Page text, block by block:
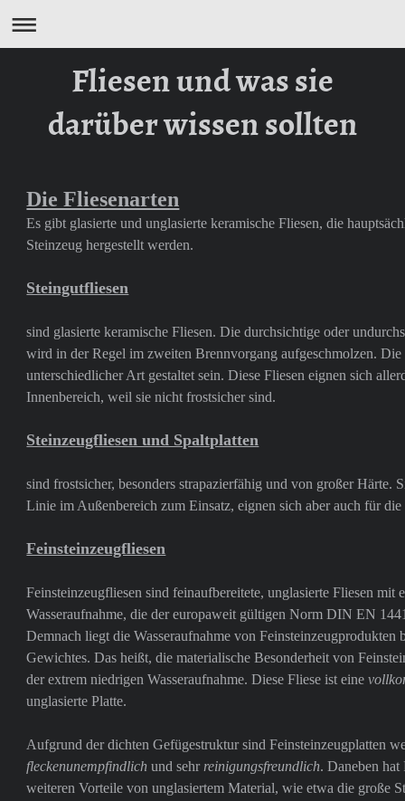
Fliesen und was sie
darüber wissen sollten
Die Fliesenarten
Es gibt glasierte und unglasierte keramische Fliesen, die
Steinzeug hergestellt werden.
Steingutfliesen
sind glasierte keramische Fliesen. Die durchsichtige oder
wird in der Regel im zweiten Brennvorgang aufgeschmolzen.
unterschiedlicher Art gestaltet sein. Diese Fliesen eignen sich
Innenbereich, weil sie nicht frostsicher sind.
Steinzeugfliesen und Spaltplatten
sind frostsicher, besonders strapazierfähig und von großer Härte.
Linie im Außenbereich zum Einsatz, eignen sich aber auch für
Feinsteinzeugfliesen
Feinsteinzeugfliesen sind feinaufbereitete, unglasierte Fliesen mit
Wasseraufnahme, die der europaweit gültigen Norm DIN EN
Demnach liegt die Wasseraufnahme von Feinsteinzeugprodukten
Gewichtes. Das heißt, die materialische Besonderheit von
der extrem niedrigen Wasseraufnahme. Diese Fliese ist eine
unglasierte Platte.
Aufgrund der dichten Gefügestruktur sind Feinsteinzeugplatten
fleckenunempfindlich und sehr reinigungsfreundlich. Daneben hat
weiteren Vorteile von unglasiertem Material, wie etwa die große